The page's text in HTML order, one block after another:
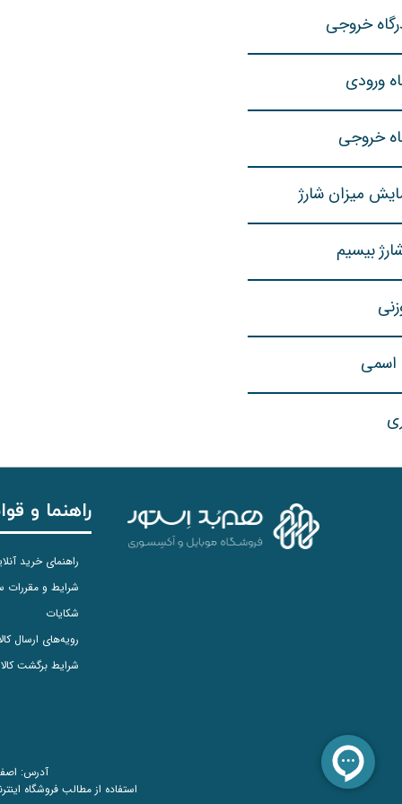
خروجی
ورودی
خروجی
میزان شارژ
بیسیم
راهنما و
راهنمای خرید
شرایط و مقررات
شکایات
رویه‌های ارسال
شرایط برگشت کالا
آدرس: اصفهان،
استفاده از مطالب فروشگاه